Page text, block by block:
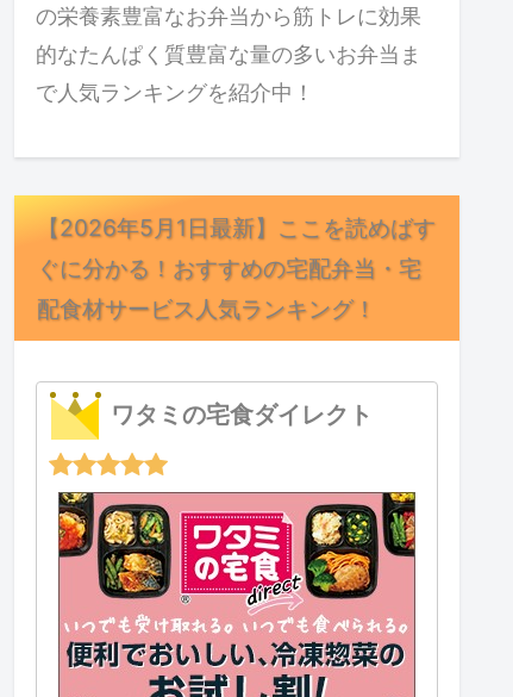
の栄養素豊富なお弁当から筋トレに効果
的なたんぱく質豊富な量の多いお弁当ま
で人気ランキングを紹介中！
【2026年5月1日最新】ここを読めばす
ぐに分かる！おすすめの宅配弁当・宅
配食材サービス人気ランキング！
ワタミの宅食ダイレクト